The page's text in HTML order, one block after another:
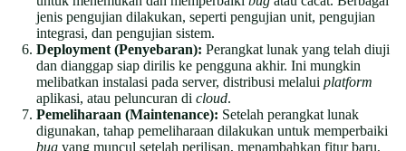
jenis pengujian dilakukan, seperti pengujian unit, pengujian
integrasi, dan pengujian sistem.
Deployment (Penyebaran): Perangkat lunak yang telah diuji
dan dianggap siap dirilis ke pengguna akhir. Ini mungkin
melibatkan instalasi pada server, distribusi melalui platform
aplikasi, atau peluncuran di cloud.
Pemeliharaan (Maintenance): Setelah perangkat lunak
digunakan, tahap pemeliharaan dilakukan untuk memperbaiki
bug yang muncul setelah perilisan, menambahkan fitur baru,